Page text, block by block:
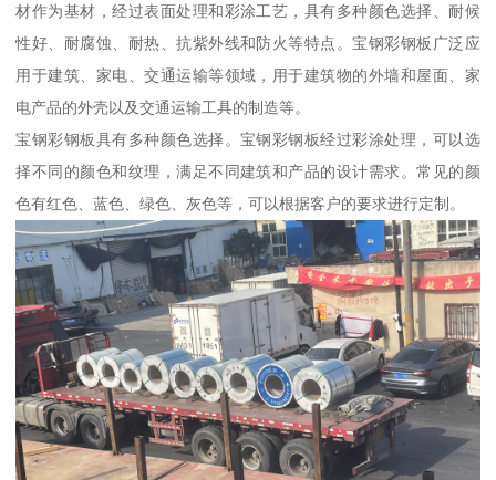
材作为基材，经过表面处理和彩涂工艺，具有多种颜色选择、耐候
性好、耐腐蚀、耐热、抗紫外线和防火等特点。宝钢彩钢板广泛应
用于建筑、家电、交通运输等领域，用于建筑物的外墙和屋面、家
电产品的外壳以及交通运输工具的制造等。
宝钢彩钢板具有多种颜色选择。宝钢彩钢板经过彩涂处理，可以选
择不同的颜色和纹理，满足不同建筑和产品的设计需求。常见的颜
色有红色、蓝色、绿色、灰色等，可以根据客户的要求进行定制。